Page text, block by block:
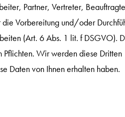
Partner, Vertreter,
Vorbereitung und/oder
(Art. 6 Abs. 1 lit. f DSGVO).
Pflichten. Wir werden diese Dritten
Daten von Ihnen erhalten haben.